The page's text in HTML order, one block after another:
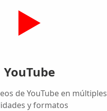
▶️
YouTube
de YouTube en múltiples
y formatos